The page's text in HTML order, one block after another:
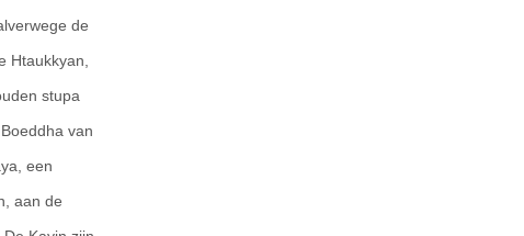
de
Htaukkyan,
stupa
van
een
aan de